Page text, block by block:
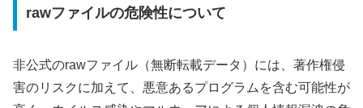
rawファイルの危険性について
非公式のrawファイル（無断転載データ）には、著作権侵
害のリスクに加えて、悪意あるプログラムを含む可能性が